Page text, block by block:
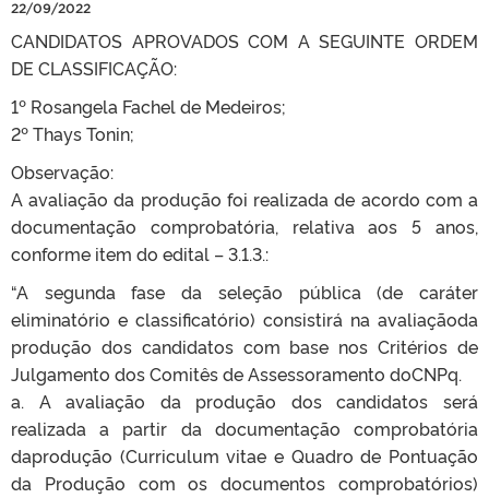
22/09/2022
CANDIDATOS APROVADOS COM A SEGUINTE ORDEM
DE CLASSIFICAÇÃO:
1º Rosangela Fachel de Medeiros;
2º Thays Tonin;
Observação:
A avaliação da produção foi realizada de acordo com a
documentação comprobatória, relativa aos 5 anos,
conforme item do edital – 3.1.3.:
“A segunda fase da seleção pública (de caráter
eliminatório e classificatório) consistirá na avaliaçãoda
produção dos candidatos com base nos Critérios de
Julgamento dos Comitês de Assessoramento doCNPq.
a. A avaliação da produção dos candidatos será
realizada a partir da documentação comprobatória
daprodução (Curriculum vitae e Quadro de Pontuação
da Produção com os documentos comprobatórios)